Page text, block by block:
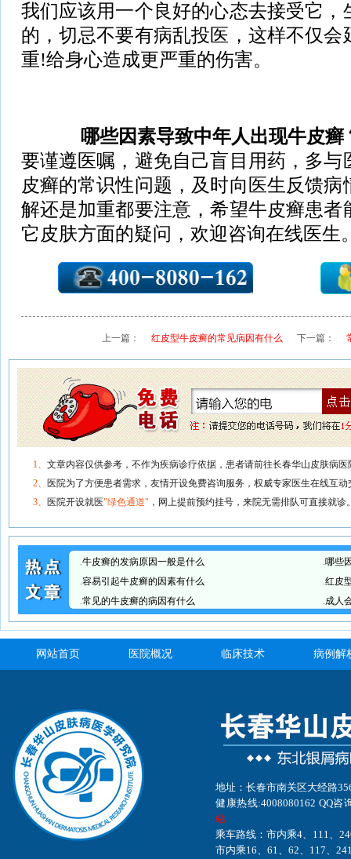
我们应该用一个良好的心态去接受它
的，切忌不要有病乱投医，这样不仅
重!给身心造成更严重的伤害。
哪些因素导致中年人出现牛皮癣
要谨遵医嘱，避免自己盲目用药，多
皮癣的常识性问题，及时向医生反馈
解还是加重都要注意，希望牛皮癣患
它皮肤方面的疑问，欢迎咨询在线医生
上一篇： 红皮型牛皮癣的常见病因有什么 下一篇：
1、 文章内容仅供参考，不作为疾病诊疗依据，患者请前往长春华山皮肤病医
2、
医院为了方便患者需求，友情开设免费咨询服务，权威专家医生在线互动
3、
医院开设就医"绿色通道" ，网上提前预约挂号，来院无需排队可直接就诊
.牛皮癣的发病原因一般是什么
.容易引起牛皮癣的因素有什么
.常见的牛皮癣的病因有什么
.哪些
.红皮
.成人
网站首页 医院概况 临床技术 病例解
地址：长春市南关区大经路
健康热线:4008080162 QQ咨
站
乘车路线：市内乘4、111、
市内乘16、61、62、117、